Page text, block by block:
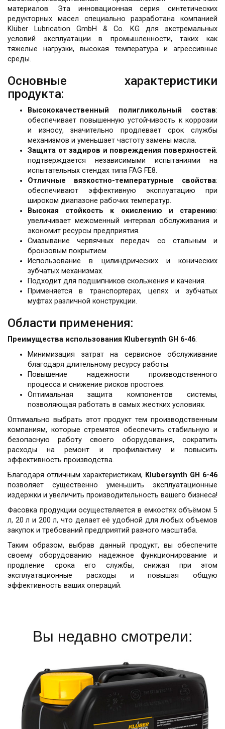
материалов. Эта инновационная серия синтетических
редукторных масел специально разработана компанией
Klüber Lubrication GmbH & Co. KG для экстремальных
условий эксплуатации в промышленности, таких как
тяжелые нагрузки, высокая температура и агрессивные
среды.
Основные характеристики
продукта:
Высококачественный полигликольный состав:
обеспечивает повышенную устойчивость к коррозии
и износу, значительно продлевает срок службы
механизмов и уменьшает частоту замены масла.
Защита от задиров и повреждения поверхностей:
подтверждается независимыми испытаниями на
испытательных стендах типа FAG FE8.
Отличные вязкостно-температурные свойства:
обеспечивают эффективную эксплуатацию при
широком диапазоне рабочих температур.
Высокая стойкость к окислению и старению:
увеличивает межсменный интервал обслуживания и
экономит ресурсы предприятия.
Смазывание червячных передач со стальным и
бронзовым покрытием.
Использование в цилиндрических и конических
зубчатых механизмах.
Подходит для подшипников скольжения и качения.
Применяется в транспортерах, цепях и зубчатых
муфтах различной конструкции.
Области применения:
Преимущества использования Klubersynth GH 6-46:
Минимизация затрат на сервисное обслуживание
благодаря длительному ресурсу работы.
Повышение надежности производственного
процесса и снижение рисков простоев.
Оптимальная защита компонентов системы,
позволяющая работать в самых жестких условиях.
Оптимально выбрать этот продукт тем производственным
компаниям, которые стремятся обеспечить стабильную и
безопасную работу своего оборудования, сократить
расходы на ремонт и профилактику и повысить
эффективность производства.
Благодаря отличным характеристикам, Klubersynth GH 6-46
позволяет существенно уменьшить эксплуатационные
издержки и увеличить производительность вашего бизнеса!
Фасовка продукции осуществляется в емкостях объёмом 5
л, 20 л и 200 л, что делает её удобной для любых объемов
закупок и требований предприятий разного масштаба.
Таким образом, выбрав данный продукт, вы обеспечите
своему оборудованию надежное функционирование и
продление срока его службы, снижая при этом
эксплуатационные расходы и повышая общую
эффективность ваших операций.
Вы недавно смотрели: